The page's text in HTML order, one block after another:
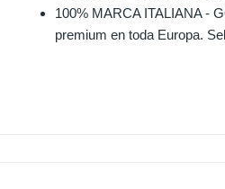
100% MARCA ITALIANA -
premium en toda Europa.